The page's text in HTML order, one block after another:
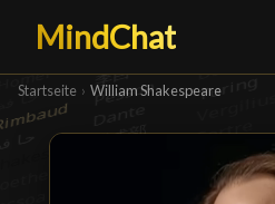
MindChat
Startseite › William Shakespeare